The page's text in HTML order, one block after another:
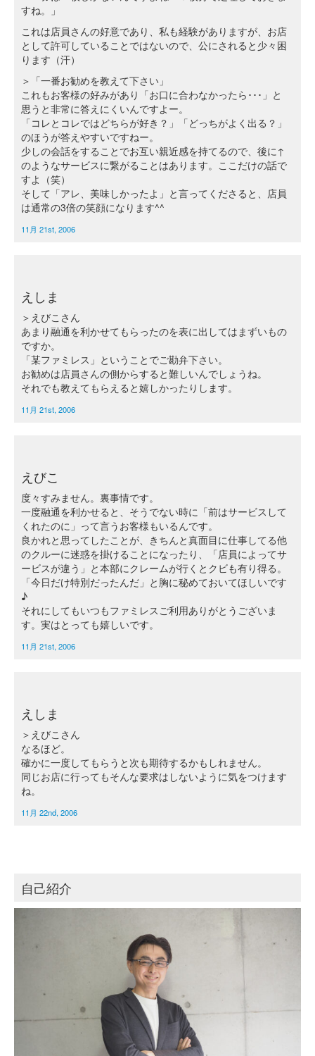
すね。」
これは店員さんの好意であり、私も経験がありますが、お店
として許可していることではないので、公にされると少々困
ります（汗）
＞「一番お勧めを教えて下さい」
これもお客様の好みがあり「お口に合わなかったら･･･」と
思うと非常に答えにくいんですよー。
「コレとコレではどちらが好き？」「どっちがよく出る？」
のほうが答えやすいですねー。
少しの会話をすることでお互い親近感を持てるので、後に↑
のようなサービスに繋がることはあります。ここだけの話で
すよ（笑）
そして「アレ、美味しかったよ」と言ってくださると、店員
は通常の3倍の笑顔になります^^
11月 21st, 2006
えしま
＞えびこさん
あまり融通を利かせてもらったのを表に出してはまずいもの
ですか。
「某ファミレス」ということでご勘弁下さい。
お勧めは店員さんの側からすると難しいんでしょうね。
それでも教えてもらえると嬉しかったりします。
11月 21st, 2006
えびこ
度々すみません。裏事情です。
一度融通を利かせると、そうでない時に「前はサービスして
くれたのに」って言うお客様もいるんです。
良かれと思ってしたことが、きちんと真面目に仕事してる他
のクルーに迷惑を掛けることになったり、「店員によってサ
ービスが違う」と本部にクレームが行くとクビも有り得る。
「今日だけ特別だったんだ」と胸に秘めておいてほしいです
♪
それにしてもいつもファミレスご利用ありがとうございま
す。実はとっても嬉しいです。
11月 21st, 2006
えしま
＞えびこさん
なるほど。
確かに一度してもらうと次も期待するかもしれません。
同じお店に行ってもそんな要求はしないように気をつけます
ね。
11月 22nd, 2006
自己紹介